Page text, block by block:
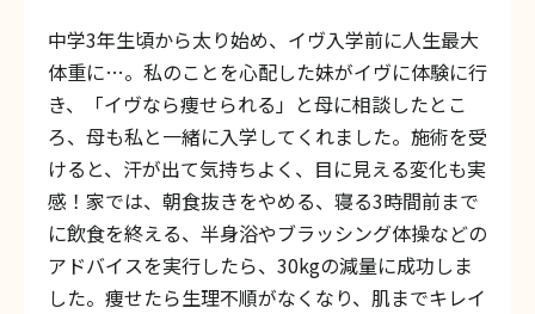
中学3年生頃から太り始め、イヴ入学前に人生最大
体重に…。私のことを心配した妹がイヴに体験に行
き、「イヴなら痩せられる」と母に相談したとこ
ろ、母も私と一緒に入学してくれました。施術を受
けると、汗が出て気持ちよく、目に見える変化も実
感！家では、朝食抜きをやめる、寝る3時間前まで
に飲食を終える、半身浴やブラッシング体操などの
アドバイスを実行したら、30kgの減量に成功しま
した。痩せたら生理不順がなくなり、肌までキレイ